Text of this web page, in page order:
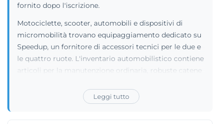
fornito dopo l'iscrizione.
Motociclette, scooter, automobili e dispositivi di
micromobilità trovano equipaggiamento dedicato su
Speedup, un fornitore di accessori tecnici per le due e
le quattro ruote. L'inventario automobilistico contiene
articoli per la manutenzione ordinaria, robuste catene
stivali, guanti, caschi e abbigliamento protettivo dei
marchi Dainese, Alpinestars, Nolan e AGV.
Leggi tutto